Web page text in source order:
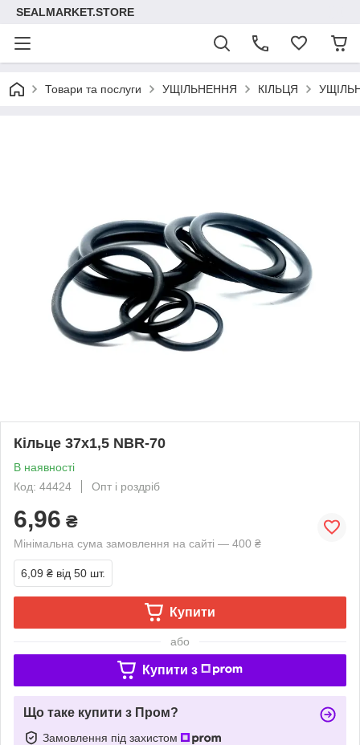
SEALMARKET.STORE
Товари та послуги УЩІЛЬНЕННЯ КІЛЬЦЯ
Кільце 37х1,5 NBR-70
В наявності
Код: 44424
Опт і роздріб
6,96 ₴
Мінімальна сума замовлення на сайті — 400 ₴
6,09 ₴ від 50 шт.
Купити
або
Купити з
Що таке купити з Пром?
Замовлення під захистом